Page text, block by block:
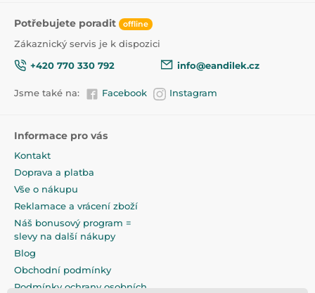
Potřebujete poradit offline
Zákaznický servis je k dispozici
+420 770 330 792
info@eandilek.cz
Jsme také na: Facebook Instagram
Informace pro vás
Kontakt
Doprava a platba
Vše o nákupu
Reklamace a vrácení zboží
Náš bonusový program =
slevy na další nákupy
Blog
Obchodní podmínky
Podmínky ochrany osobních